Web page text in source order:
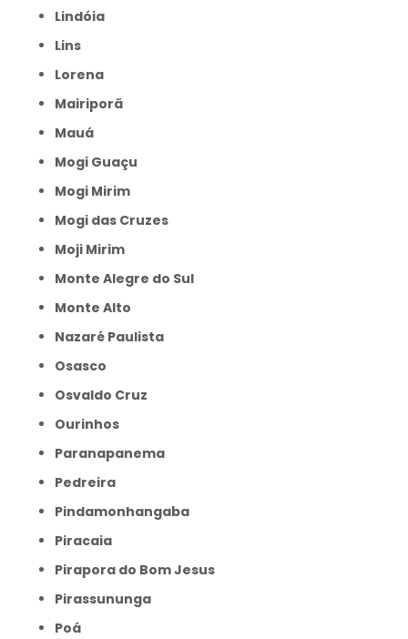
Lindóia
Lins
Lorena
Mairiporã
Mauá
Mogi Guaçu
Mogi Mirim
Mogi das Cruzes
Moji Mirim
Monte Alegre do Sul
Monte Alto
Nazaré Paulista
Osasco
Osvaldo Cruz
Ourinhos
Paranapanema
Pedreira
Pindamonhangaba
Piracaia
Pirapora do Bom Jesus
Pirassununga
Poá